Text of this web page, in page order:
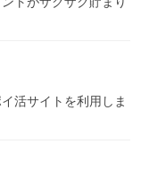
活サイトを利用しま